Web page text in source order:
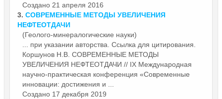
Создано 21 апреля 2016
3. СОВРЕМЕННЫЕ МЕТОДЫ УВЕЛИЧЕНИЯ
НЕФТЕОТДАЧИ
(Геолого-минералогические науки)
... при указании авторства. Ссылка для цитирования.
Коршунов Н.В. СОВРЕМЕННЫЕ МЕТОДЫ
УВЕЛИЧЕНИЯ НЕФТЕОТДАЧИ // IX Международная
научно-практическая конференция «Современные
инновации: достижения и ...
Создано 17 декабря 2019